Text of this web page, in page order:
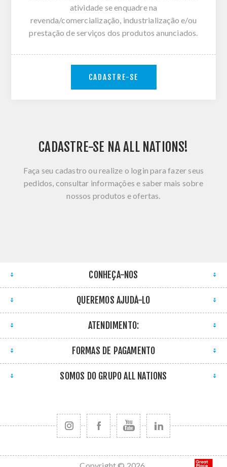
atividade se enquadre na
revenda/comercialização, industrialização e/ou
prestação de serviços dos produtos anunciados.
CADASTRE-SE
CADASTRE-SE NA ALL NATIONS!
Faça seu cadastro ou realize o login para fazer seus
pedidos, consultar informações e saber mais sobre
nossos produtos e ofertas.
CONHEÇA-NOS
QUEREMOS AJUDÁ-LO
ATENDIMENTO:
FORMAS DE PAGAMENTO
SOMOS DO GRUPO ALL NATIONS